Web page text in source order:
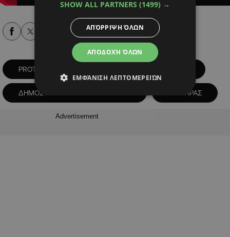
Alpha Podcasts
PROTARAS RIVIERA
ΔΗΜΟΣ ΠΑΡΑΛΙΜΝΙΟΥ-ΔΕΡΥΝΕΙΑΣ ΠΡΩΤΑΡΑΣ
Advertisement
SHOW ALL PARTNERS (1499) →
ΑΠΟΔΟΧΉ ΌΛΩΝ
ΑΠΌΡΡΙΨΗ ΌΛΩΝ
ΕΜΦΆΝΙΣΗ ΛΕΠΤΟΜΕΡΕΙΏΝ